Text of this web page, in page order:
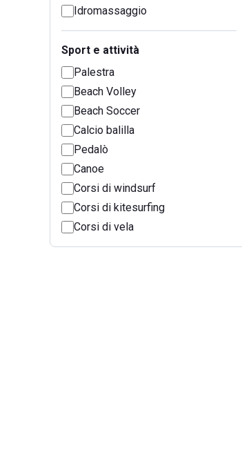
Idromassaggio
Sport e attività
Palestra
Beach Volley
Beach Soccer
Calcio balilla
Pedalò
Canoe
Corsi di windsurf
Corsi di kitesurfing
Corsi di vela